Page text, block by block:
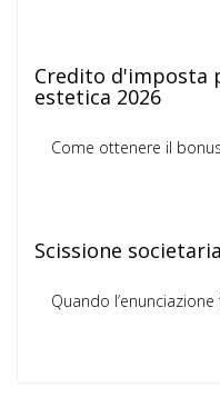
Credito d'imposta
estetica 2026
Come ottenere il
Scissione
Quando